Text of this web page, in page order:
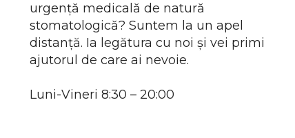
urgență medicală de natură
stomatologică? Suntem la un apel
distanță. Ia legătura cu noi și vei primi
ajutorul de care ai nevoie.
Luni-Vineri 8:30 – 20:00